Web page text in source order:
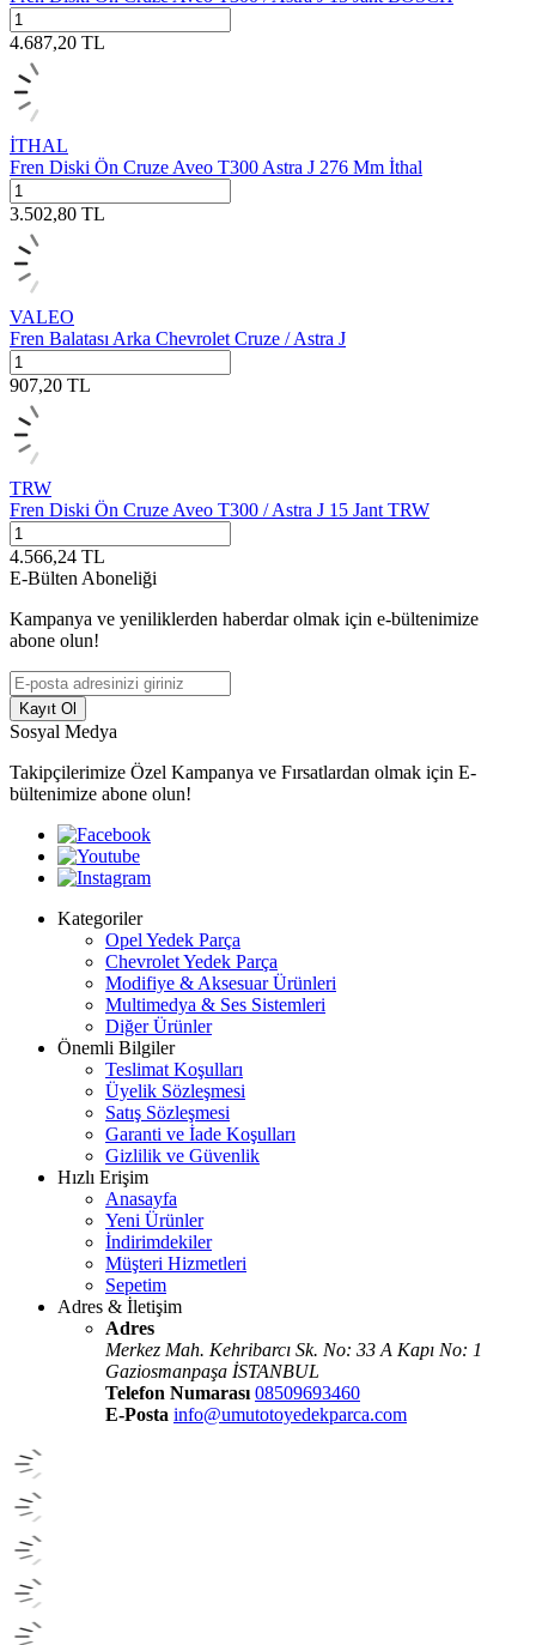
4.687,20 TL
İTHAL
Fren Diski Ön Cruze Aveo T300 Astra J 276 Mm İthal
3.502,80 TL
VALEO
Fren Balatası Arka Chevrolet Cruze / Astra J
907,20 TL
TRW
Fren Diski Ön Cruze Aveo T300 / Astra J 15 Jant TRW
4.566,24 TL
E-Bülten Aboneliği
Kampanya ve yeniliklerden haberdar olmak için e-bültenimize
abone olun!
Kayıt Ol
Sosyal Medya
Takipçilerimize Özel Kampanya ve Fırsatlardan olmak için E-
bültenimize abone olun!
Kategoriler
Opel Yedek Parça
Chevrolet Yedek Parça
Modifiye & Aksesuar Ürünleri
Multimedya & Ses Sistemleri
Diğer Ürünler
Önemli Bilgiler
Teslimat Koşulları
Üyelik Sözleşmesi
Satış Sözleşmesi
Garanti ve İade Koşulları
Gizlilik ve Güvenlik
Hızlı Erişim
Anasayfa
Yeni Ürünler
İndirimdekiler
Müşteri Hizmetleri
Sepetim
Adres & İletişim
Adres
Merkez Mah. Kehribarcı Sk. No: 33 A Kapı No: 1
Gaziosmanpaşa İSTANBUL
Telefon Numarası 08509693460
E-Posta info@umutotoyedekparca.com